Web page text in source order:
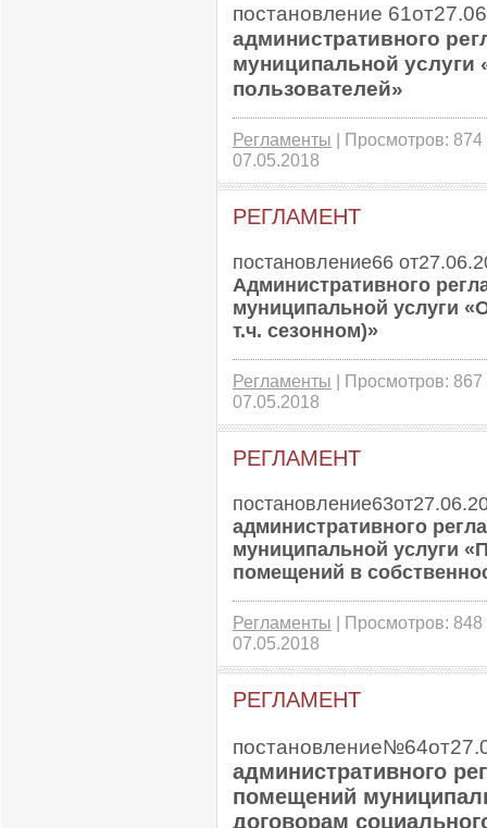
постановление
административного
муниципальной
пользователей»
Регламенты | Просмотров:
07.05.2018
РЕГЛАМЕНТ
постановление66
Административного
муниципальной услуги
т.ч. сезонном)»
Регламенты | Просмотров:
07.05.2018
РЕГЛАМЕНТ
административного
муниципальной услуги
помещений в
Регламенты | Просмотров:
07.05.2018
РЕГЛАМЕНТ
административного
помещений
договорам